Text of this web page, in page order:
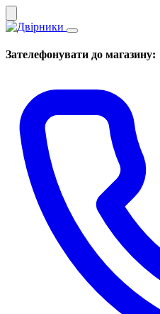
Зателефонувати до магазину: